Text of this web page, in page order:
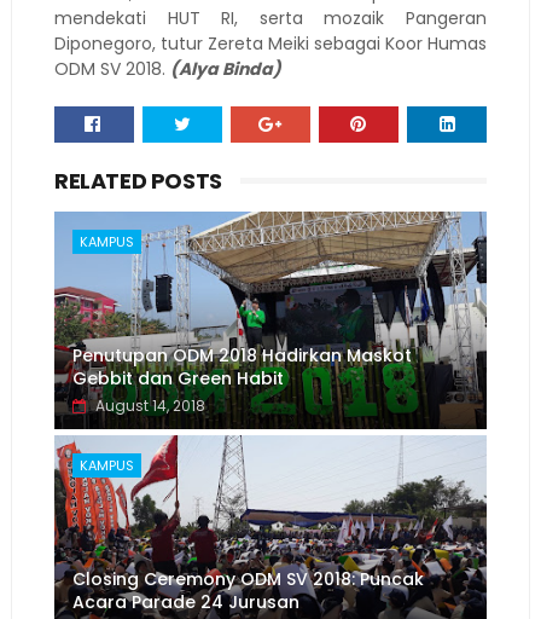
mendekati HUT RI, serta mozaik Pangeran
Diponegoro, tutur Zereta Meiki sebagai Koor Humas
ODM SV 2018. (Alya Binda)
RELATED POSTS
KAMPUS
Penutupan ODM 2018 Hadirkan Maskot
Gebbit dan Green Habit
August 14, 2018
KAMPUS
Closing Ceremony ODM SV 2018: Puncak
Acara Parade 24 Jurusan